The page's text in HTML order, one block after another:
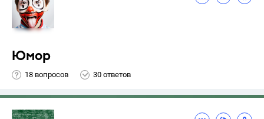
Юмор
18 вопросов 30 ответов